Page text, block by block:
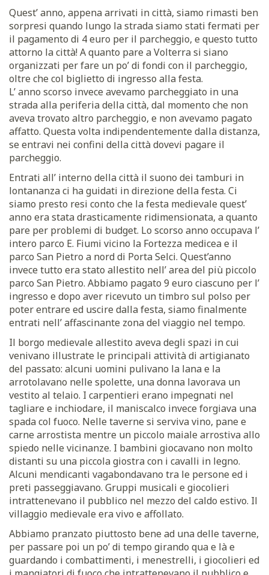
Quest’ anno, appena arrivati in città, siamo rimasti ben
sorpresi quando lungo la strada siamo stati fermati per
il pagamento di 4 euro per il parcheggio, e questo tutto
attorno la città! A quanto pare a Volterra si siano
organizzati per fare un po’ di fondi con il parcheggio,
oltre che col biglietto di ingresso alla festa.
L’ anno scorso invece avevamo parcheggiato in una
strada alla periferia della città, dal momento che non
aveva trovato altro parcheggio, e non avevamo pagato
affatto. Questa volta indipendentemente dalla distanza,
se entravi nei confini della città dovevi pagare il
parcheggio.
Entrati all’ interno della città il suono dei tamburi in
lontananza ci ha guidati in direzione della festa. Ci
siamo presto resi conto che la festa medievale quest’
anno era stata drasticamente ridimensionata, a quanto
pare per problemi di budget. Lo scorso anno occupava l’
intero parco E. Fiumi vicino la Fortezza medicea e il
parco San Pietro a nord di Porta Selci. Quest’anno
invece tutto era stato allestito nell’ area del più piccolo
parco San Pietro. Abbiamo pagato 9 euro ciascuno per l’
ingresso e dopo aver ricevuto un timbro sul polso per
poter entrare ed uscire dalla festa, siamo finalmente
entrati nell’ affascinante zona del viaggio nel tempo.
Il borgo medievale allestito aveva degli spazi in cui
venivano illustrate le principali attività di artigianato
del passato: alcuni uomini pulivano la lana e la
arrotolavano nelle spolette, una donna lavorava un
vestito al telaio. I carpentieri erano impegnati nel
tagliare e inchiodare, il maniscalco invece forgiava una
spada col fuoco. Nelle taverne si serviva vino, pane e
carne arrostista mentre un piccolo maiale arrostiva allo
spiedo nelle vicinanze. I bambini giocavano non molto
distanti su una piccola giostra con i cavalli in legno.
Alcuni mendicanti vagabondavano tra le persone ed i
preti passeggiavano. Gruppi musicali e giocolieri
intrattenevano il pubblico nel mezzo del caldo estivo. Il
villaggio medievale era vivo e affollato.
Abbiamo pranzato piuttosto bene ad una delle taverne,
per passare poi un po’ di tempo girando qua e là e
guardando i combattimenti, i menestrelli, i giocolieri ed